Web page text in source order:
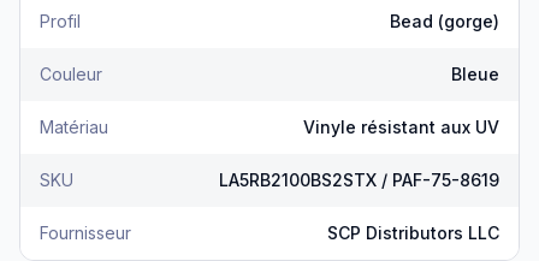
Profil Bead (gorge)
Couleur Bleue
Matériau Vinyle résistant aux UV
SKU LA5RB2100BS2STX / PAF-75-8619
Fournisseur SCP Distributors LLC